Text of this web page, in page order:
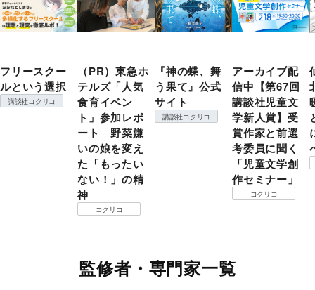
フリースクー
ルという選択
講談社コクリコ
（PR）東急ホ
テルズ「人気
食育イベン
ト」参加レポ
ート 野菜嫌
いの娘を変え
た「もったい
ない！」の精
神
コクリコ
『神の蝶、舞
う果て』公式
サイト
講談社コクリコ
アーカイブ配
信中【第67回
講談社児童文
学新人賞】受
賞作家と前選
考委員に聞く
「児童文学創
作セミナー」
コクリコ
監修者・専門家一覧